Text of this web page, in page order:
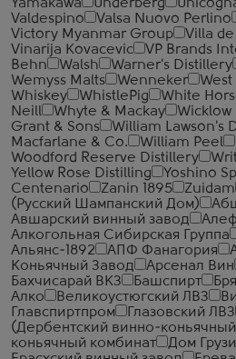
Yamakawa
Underberg
Valdespino
Valsa Nuovo Perlino
Victory Myanmar Group
Villa de
Vinarija Kovacevic
VP Brands
Behn
Walsh Warner's Distillery
Wemyss Malts
Wenneker
Whiskey
WhistlePig White
Neill
Whyte & Mackay Wicklow
Grant & Sons
William Lawson's
Macfarlane & Co.
William Peel
Woodford Reserve Distillery
Yellow Rose Distilling
Yoshino
Centenario
Zanin 1895 Zuidam
(Русский Шампанский Дом)
Авшарский винный завод
Алкогольная Сибирская Группа
Альянс-1892
АПФ Фанагория
Коньячный Завод
Арсенал Вин
Бахчисарай ВКЗ
Башспирт
Алко
Великоустюгский ЛВЗ
Главспиртпром
Глазовский ЛВЗ
(Дербентский винно-
коньячный комбинат
Дом